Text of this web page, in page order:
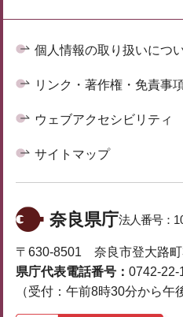
個人情報の取り扱いにつ
リンク・著作権・免責事
ウェブアクセシビリティ
サイトマップ
奈良県庁法人番号：
〒630-8501 奈良市登大路
県庁代表電話番号： 0742-22-
（受付：午前8時30分から午